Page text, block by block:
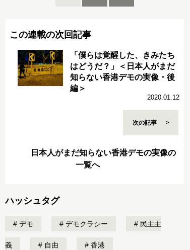
この連載の次回記事
「僕らは覚醒した、きみたち
はどうだ？」＜日本人がまだ
知らない香港デモの実像・後
編＞
2020.01.12
次の記事
日本人がまだ知らない香港デモの実像の
一覧へ
ハッシュタグ
デモ デモクラシー 民主主
義 自由 香港